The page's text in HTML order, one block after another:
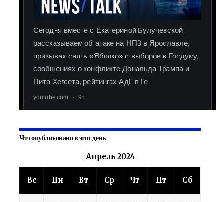
Что опубликовано в этот день
Апрель 2024
Вс Пн Вт Ср Чт Пт Сб